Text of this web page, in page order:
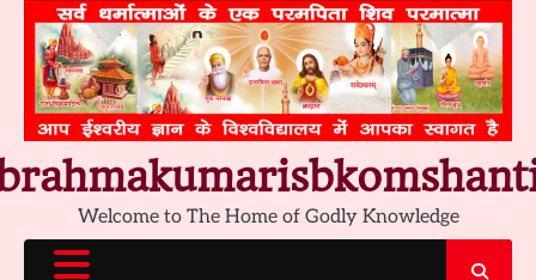
content
Welcome to The Home of Godly Knowledge